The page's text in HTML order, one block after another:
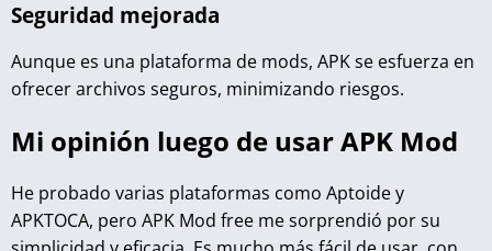
Seguridad mejorada
Aunque es una plataforma de mods, APK se esfuerza en
ofrecer archivos seguros, minimizando riesgos.
Mi opinión luego de usar APK Mod
He probado varias plataformas como Aptoide y
APKTOCA, pero APK Mod free me sorprendió por su